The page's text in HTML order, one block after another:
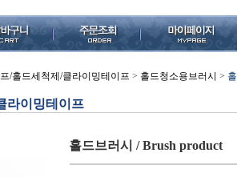
/홀드세척제/클라이밍테이프 > 홀드청소용브러시 >
라이밍테이프
홀드브러시 / Brush product